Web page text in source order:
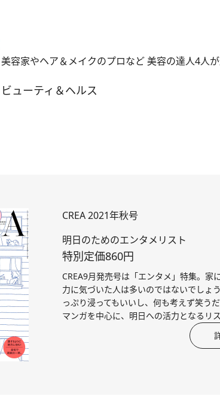
美容家やヘア＆メイクのプロなど 美容の達人4人
ビューティ＆ヘルス
CREA 2021年秋号
明日のためのエンタメリスト
特別定価860円
CREA9月発売号は「エンタメ」特集。家
力に気づいた人は多いのではないでしょ
っぷり浸ってもいいし、何も考えず笑う
マンガを中心に、明日への活力となるリ